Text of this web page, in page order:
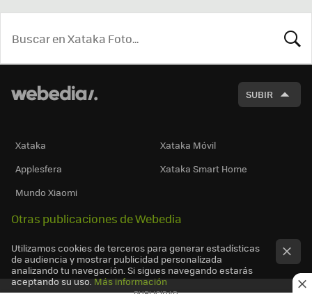
SUBIR
Xataka
Xataka Móvil
Applesfera
Xataka Smart Home
Mundo Xiaomi
Otras publicaciones de Webedia
Utilizamos cookies de terceros para generar estadísticas
de audiencia y mostrar publicidad personalizada
analizando tu navegación. Si sigues navegando estarás
aceptando su uso. Más información